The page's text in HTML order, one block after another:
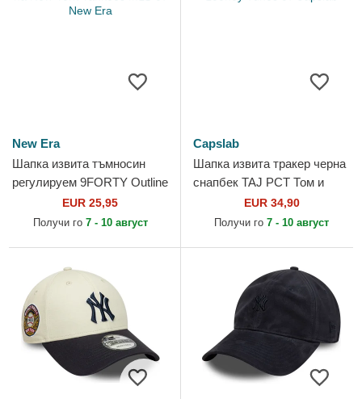
New Era
Шапка извита тъмносин
регулируем 9FORTY Outline
на New York Yankees MLB
от New Era
EUR 25,95
Получи го 7 - 10 август
Capslab
Шапка извита тракер черна
снапбек TAJ PCT Том и
Джери Looney Tunes от
Capslab
EUR 34,90
Получи го 7 - 10 август